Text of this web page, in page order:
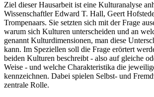
Ziel dieser Hausarbeit ist eine Kulturanalyse
Wissenschaftler Edward T. Hall, Geert
Trompenaars. Sie setzten sich mit der Frage
warum sich Kulturen unterscheiden und an
genannt Kulturdimensionen, man diese
kann. Im Speziellen soll die Frage erörtert
beiden Kulturen beschreibt - also auf gleiche
Weise - und welche Charakteristika die
kennzeichnen. Dabei spielen Selbst- und
zentrale Rolle.